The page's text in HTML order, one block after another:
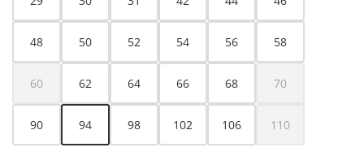
48 50 52 54 56 58
60
(Diese Option ist zurzeit nicht verfügbar.)
62 64 66 68 70
(Diese Option ist
90 94 98 102 106 110
(Diese Option ist